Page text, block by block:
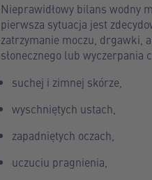
Nieprawidłowy bilans wodny
pierwsza sytuacja jest
zatrzymanie moczu, drgawki,
słonecznego lub wyczerpania
suchej i zimnej skórze,
wyschniętych ustach,
zapadniętych oczach,
uczuciu pragnienia,